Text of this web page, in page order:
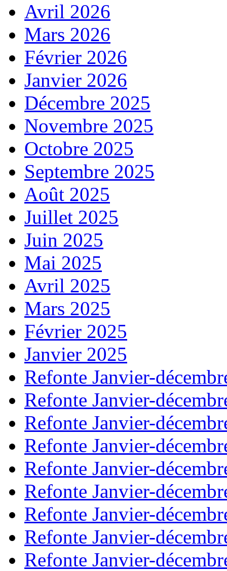
Avril 2026
Mars 2026
Février 2026
Janvier 2026
Décembre 2025
Novembre 2025
Octobre 2025
Septembre 2025
Août 2025
Juillet 2025
Juin 2025
Mai 2025
Avril 2025
Mars 2025
Février 2025
Janvier 2025
Refonte Janvier-
Refonte Janvier-
Refonte Janvier-
Refonte Janvier-
Refonte Janvier-
Refonte Janvier-
Refonte Janvier-
Refonte Janvier-
Refonte Janvier-